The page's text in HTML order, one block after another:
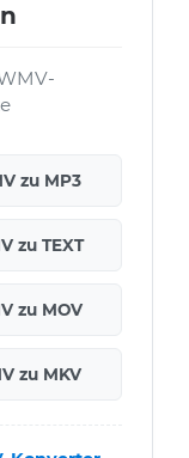
zu MP3
zu TEXT
zu MOV
zu MKV